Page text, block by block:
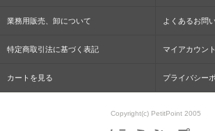
業務用販売、卸について よくあるお問
特定商取引法に基づく表記 マイアカウント
カートを見る プライバシー
Copyright(c) PetitPoint 2005